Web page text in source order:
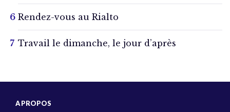
Rendez-vous au Rialto
Travail le dimanche, le jour d’après
A PROPOS